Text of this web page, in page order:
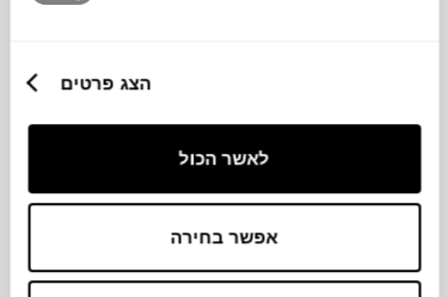
הצג פרטים
לאשר הכול
אפשר בחירה
מידות